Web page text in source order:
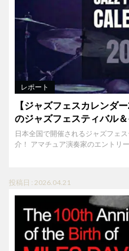
レポート
【ジャズフェスカレンダ
のジャズフェスティバル＆
日本全国で開催されるジャズフェ
介！ アマチュア演奏家のエントリ
投稿日 : 2026.04.21